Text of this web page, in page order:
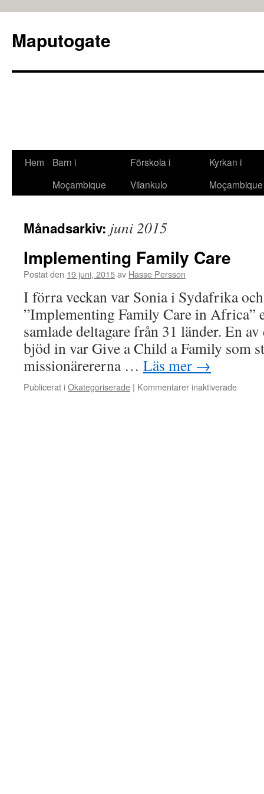
Maputogate
Hem
Barn i
Moçambique
Förskola i
Vilankulo
Kyrkan i
Moçambique
Månadsarkiv: juni 2015
Implementing Family Care
Postat den 19 juni, 2015av Hasse Persson
I förra veckan var Sonia i Sydafrika
”Implementing Family Care in Africa”
samlade deltagare från 31 länder. En
bjöd in var Give a Child a Family som
missionärererna … Läs mer →
Publicerat iOkategoriserade | Kommentarer inaktiverade